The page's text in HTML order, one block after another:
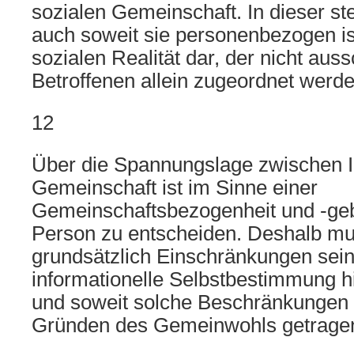
sozialen Gemeinschaft. In dieser
auch soweit sie personenbezogen
sozialen Realität dar, der nicht
Betroffenen allein zugeordnet
12
Über die Spannungslage zwischen
Gemeinschaft ist im Sinne einer
Gemeinschaftsbezogenheit und -
Person zu entscheiden. Deshalb
grundsätzlich Einschränkungen
informationelle Selbstbestimmung
und soweit solche
Gründen des Gemeinwohls